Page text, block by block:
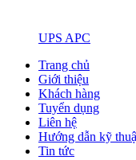
UPS APC
Trang chủ
Giới thiệu
Khách hàng
Tuyển dụng
Liên hệ
Hướng dẫn kỹ
Tin tức